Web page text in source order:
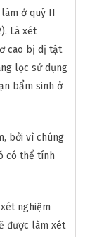
ở quý II
Là xét
cao bị dị tật
lọc sử dụng
bẩm sinh ở
bởi vì chúng
có thể tính
nghiệm
được làm xét